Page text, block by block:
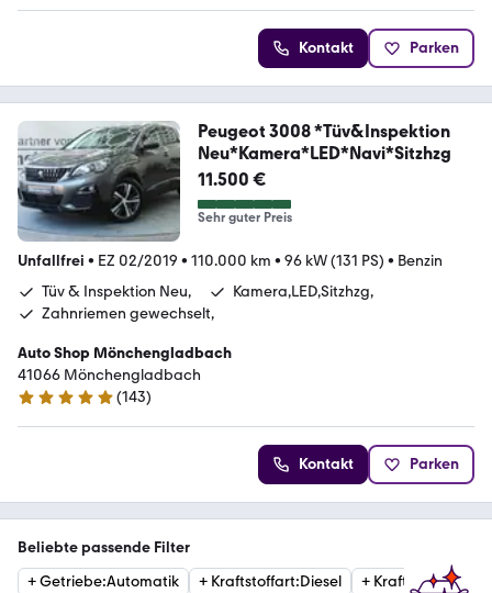
Kontakt Parken
Peugeot 3008 *Tüv&Inspektion
Neu*Kamera*LED*Navi*Sitzhzg
11.500 €
Sehr guter Preis
Unfallfrei • EZ 02/2019 • 110.000 km • 96 kW (131 PS) • Benzin
Tüv & Inspektion Neu,
Kamera,LED,Sitzhzg,
Zahnriemen gewechselt,
Auto Shop Mönchengladbach
41066 Mönchengladbach
4.9 Sterne
(143)
Kontakt Parken
Beliebte passende Filter
+Getriebe:Automatik + Kraftstoffart:Diesel + Kraftstoffart: